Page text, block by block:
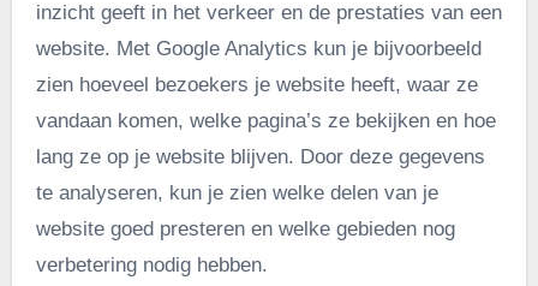
inzicht geeft in het verkeer en de prestaties van een
website. Met Google Analytics kun je bijvoorbeeld
zien hoeveel bezoekers je website heeft, waar ze
vandaan komen, welke pagina’s ze bekijken en hoe
lang ze op je website blijven. Door deze gegevens
te analyseren, kun je zien welke delen van je
website goed presteren en welke gebieden nog
verbetering nodig hebben.